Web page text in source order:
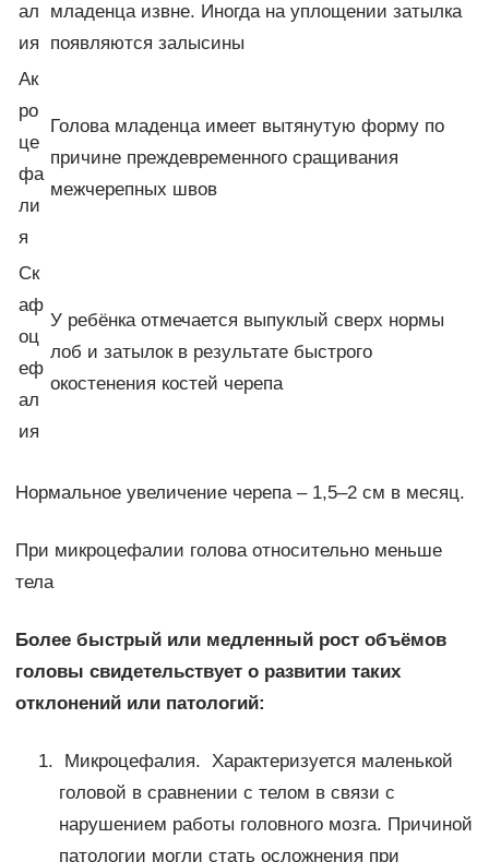
ал
ия
младенца извне. Иногда на уплощении затылка
появляются залысины
Ак
ро
це
фа
ли
я
Голова младенца имеет вытянутую форму по
причине преждевременного сращивания
межчерепных швов
Ск
аф
оц
еф
ал
ия
У ребёнка отмечается выпуклый сверх нормы
лоб и затылок в результате быстрого
окостенения костей черепа
Нормальное увеличение черепа – 1,5–2 см в месяц.
При микроцефалии голова относительно меньше
тела
Более быстрый или медленный рост объёмов
головы свидетельствует о развитии таких
отклонений или патологий:
Микроцефалия. Характеризуется маленькой
головой в сравнении с телом в связи с
нарушением работы головного мозга. Причиной
патологии могли стать осложнения при